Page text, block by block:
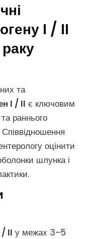
I / II
та
I / II є ключовим
раннього
оцінити
шлунка і
/ II у межах 3–5